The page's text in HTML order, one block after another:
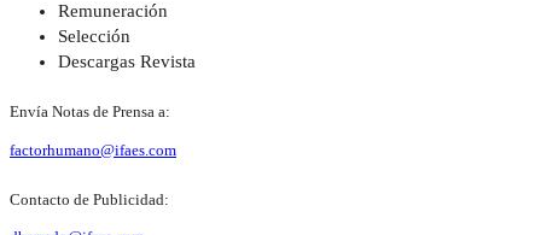
Remuneración
Selección
Descargas Revista
Envía Notas de Prensa a:
factorhumano@ifaes.com
Contacto de Publicidad: